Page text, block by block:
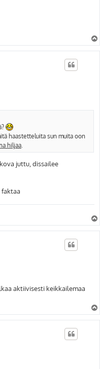
haastetteluita sun muita oon
hiljaa.
juttu, dissailee
faktaa
aktiivisesti keikkailemaa